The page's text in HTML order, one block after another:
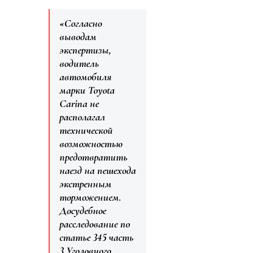
«Согласно
выводам
экспертизы,
водитель
автомобиля
марки Toyota
Carina не
располагал
технической
возможностью
предотвратить
наезд на пешехода
экстренным
торможением.
Досудебное
расследование по
статье 345 часть